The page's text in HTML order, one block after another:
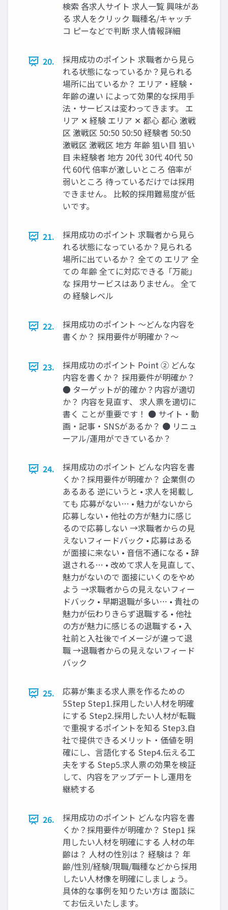
検索 各求⼈サイト 求⼈⼀覧 興味があ
る 求人をクリック 職種名/キャッチ
コ ピーなどで判断 求⼈情報詳細
20.
採⽤成功のポイント 求職者から⾒ら
れる状態になっているか？⾒られる
場所に出ているか？ エリア‧経験‧
年齢の違い によって効果的な採⽤⼿
法‧サービスは変わってきます。 エ
リア ✕ 経験 エリア ✕ 都⼼ 都⼼ 激戦
区 激戦区 50:50 50:50 経験者 50:50
激戦区 激戦区 地⽅ 年齢 狙い⽬ 狙い
⽬ 未経験者 地⽅ 20代 30代 40代 50
代 60代 倍率が激しいところ 倍率が
弱いところ 待っているだけでは採⽤
できません。 ⽐較的採⽤難易度が低
いです。
21.
採⽤成功のポイント 求職者から⾒ら
れる状態になっているか？⾒られる
場所に出ているか？ 全ての エリア 全
ての 年齢 全てに対応できる「万能」
な 採⽤サービスはありません。 全て
の 経験レベル
22.
採⽤成功のポイント 〜どんな内容を
書くか？ 採⽤要件が明確か？〜
23.
採⽤成功のポイント Point ② どんな
内容を書くか？ 採⽤要件が明確か？
● ターゲットが的確か？内容が適切
か？ 内容を⾒直す、 求⼈票を適切に
書く ことが重要です！ ● サイト‧動
画‧記事‧SNSがあるか？ ● リニュ
ーアル/運⽤ができているか？
24.
採⽤成功のポイント どんな内容を書
くか？採⽤要件が明確か？ 企業側の
あるある 逆にいうと • 求⼈を掲載し
ても 応募がない… • 魅⼒がないから
応募しない • 他社の⽅が魅⼒に感じ
るので応募しない →求職者からの⾒
えないフィードバック • 応募はある
が⾯接に来ない • ⾳信不通になる • 辞
退される… • 改めて求⼈を⾒直して、
魅⼒がないので ⾯接にいくのをやめ
よう →求職者からの⾒えないフィー
ドバック • 早期退職が多い… • 貴社の
魅⼒が伝わりきらず退職する • 他社
の⽅が魅⼒に感じるの退職する • ⼊
社前と⼊社後でイメージが違って退
職 →退職者からの⾒えないフィード
バック
25.
応募が集まる求⼈票を作るための
5Step Step1.採⽤したい⼈材を明確
にする Step2.採⽤したい⼈材が転職
で重視するポイントを知る Step3.⾃
社で提供できるメリット‧価値を明
確にし、⾔語化する Step4.伝える⼯
夫をする Step5.求⼈票の効果を検証
して、内容をアップデートし運⽤を
継続する
26.
採⽤成功のポイント どんな内容を書
くか？採⽤要件が明確か？ Step1 採
⽤したい⼈材を明確にする ⼈材の年
齢は？ ⼈材の性別は？ 経験は？ 年
齢/性別/経験/現職/職種などから採⽤
したい⼈材像を明確にしましょう。
具体的な事例を知りたい⽅は ⾯談に
てお伝えいたします。